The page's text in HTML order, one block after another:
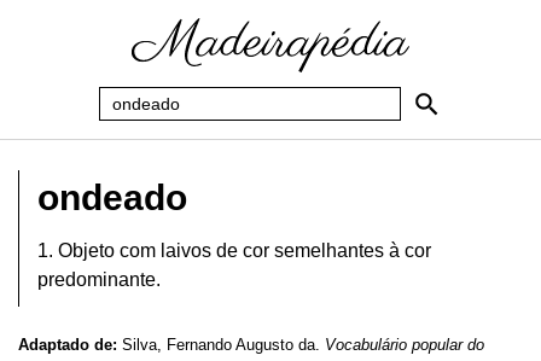
ondeado
1. Objeto com laivos de cor semelhantes à cor
predominante.
Adaptado de: Silva, Fernando Augusto da. Vocabulário popular do